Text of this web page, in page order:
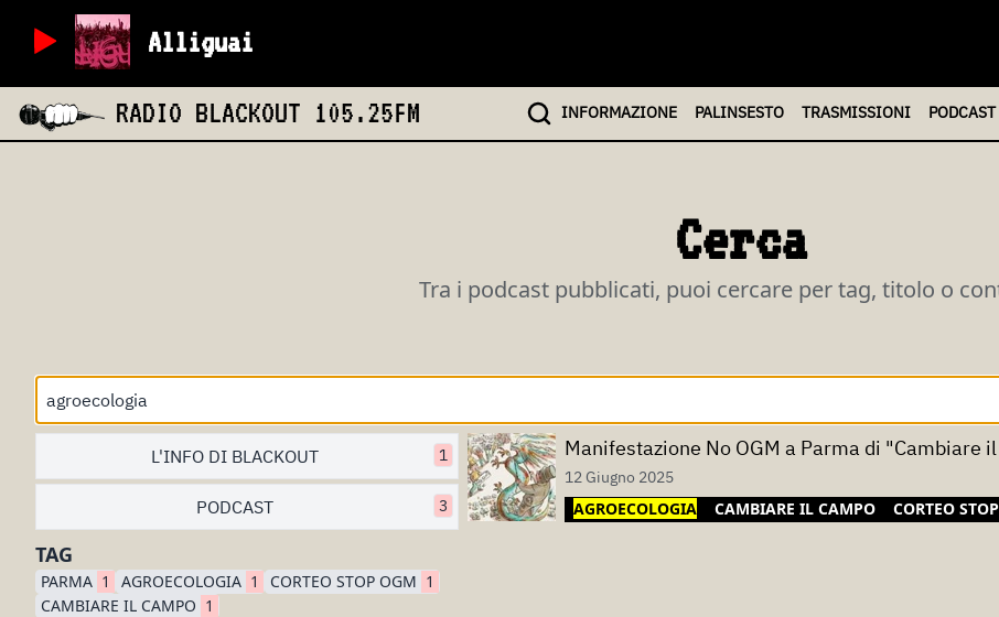
Alliguai
RADIO BLACKOUT 105.25FM INFORMAZIONE PALINSESTO TRASMISSIONI PODCAST
Cerca
Tra i podcast pubblicati, puoi cercare per tag, titolo o
L'INFO DI BLACKOUT 1
PODCAST 3
TAG
PARMA 1 AGROECOLOGIA 1 CORTEO STOP OGM 1
CAMBIARE IL CAMPO 1
Manifestazione No OGM a Parma di "Cambiare
12 Giugno 2025
AGROECOLOGIA CAMBIARE IL CAMPO CORTEO